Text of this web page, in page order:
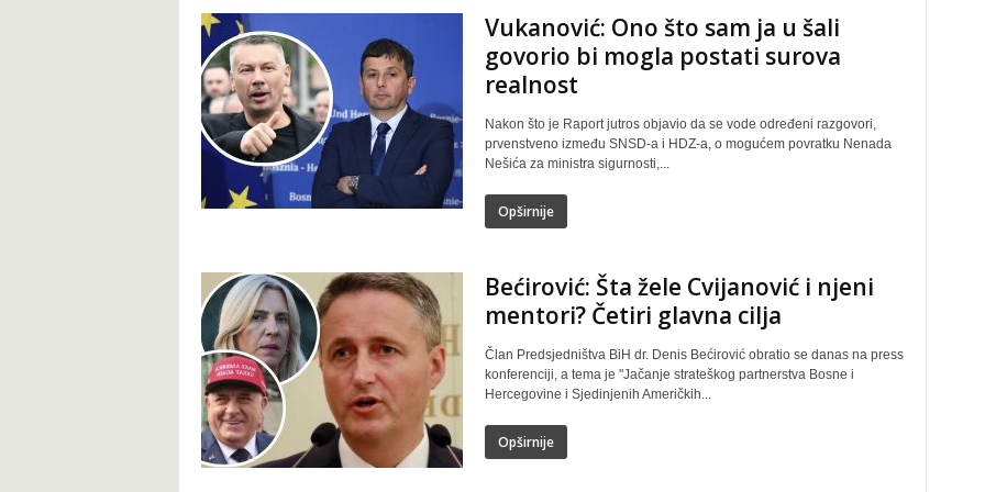
Vukanović: Ono što sam ja u šali
govorio bi mogla postati surova
realnost
Nakon što je Raport jutros objavio da se vode određeni razgovori,
prvenstveno između SNSD-a i HDZ-a, o mogućem povratku Nenada
Nešića za ministra sigurnosti,...
Opširnije
Bećirović: Šta žele Cvijanović i njeni
mentori? Četiri glavna cilja
Član Predsjedništva BiH dr. Denis Bećirović obratio se danas na press
konferenciji, a tema je "Jačanje strateškog partnerstva Bosne i
Hercegovine i Sjedinjenih Američkih...
Opširnije